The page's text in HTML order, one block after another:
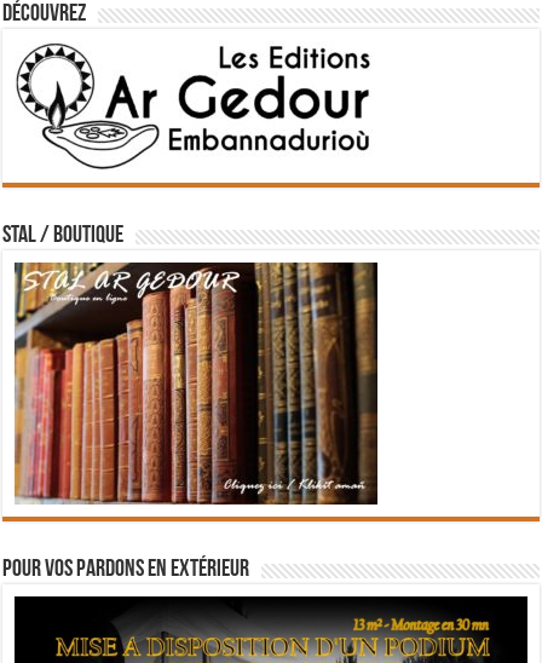
Découvrez
STAL / BOUTIQUE
Pour vos pardons en extérieur